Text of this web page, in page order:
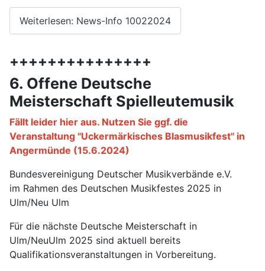
Weiterlesen: News-Info 10022024
+++++++++++++++
6. Offene Deutsche
Meisterschaft Spielleutemusik
Fällt leider hier aus. Nutzen Sie ggf. die
Veranstaltung "Uckermärkisches Blasmusikfest" in
Angermünde (15.6.2024)
Bundesvereinigung Deutscher Musikverbände e.V.
im Rahmen des Deutschen Musikfestes 2025 in
Ulm/Neu Ulm
Für die nächste Deutsche Meisterschaft in
Ulm/NeuUlm 2025 sind aktuell bereits
Qualifikationsveranstaltungen in Vorbereitung.